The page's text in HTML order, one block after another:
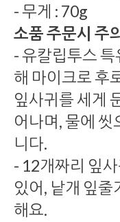
- 무게 : 70g
소품 주문시 주
- 유칼립투스 특
해 마이크로 후
잎사귀를 세게
어나며, 물에 씻
니다.
- 12개짜리 잎
있어, 낱개 잎
해요.